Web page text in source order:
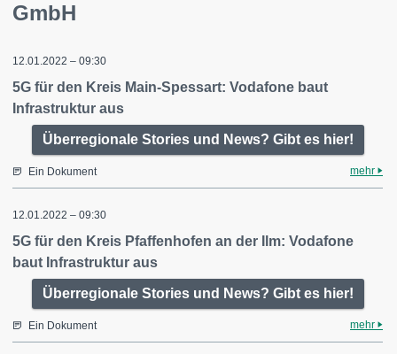
GmbH
12.01.2022 – 09:30
5G für den Kreis Main-Spessart: Vodafone baut
Infrastruktur aus
Überregionale Stories und News? Gibt es hier!
Ein Dokument mehr
12.01.2022 – 09:30
5G für den Kreis Pfaffenhofen an der Ilm: Vodafone
baut Infrastruktur aus
Überregionale Stories und News? Gibt es hier!
Ein Dokument mehr